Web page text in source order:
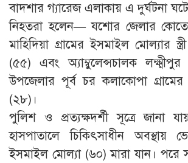
বাদশার গ্যারেজ এলাকায় এ দুর্ঘটনা
নিহতরা হলেন— যশোর জেলার
মাহিদিয়া গ্রামের ইসমাইল মোল্যার
(৫৫) এবং অ্যাম্বুলেন্সচালক
উপজেলার পূর্ব চর কলাকোপা
(২৮)।
পুলিশ ও প্রত্যক্ষদর্শী সূত্রে জানা
হাসপাতালে চিকিৎসাধীন অবস্থায়
ইসমাইল মোল্যা (৬০) মারা যান। পরে